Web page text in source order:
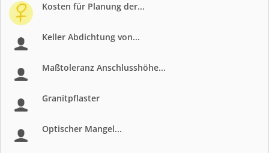
Kosten für Planung der...
Keller Abdichtung von...
Maßtoleranz Anschlusshöhe...
Granitpflaster
Optischer Mangel...